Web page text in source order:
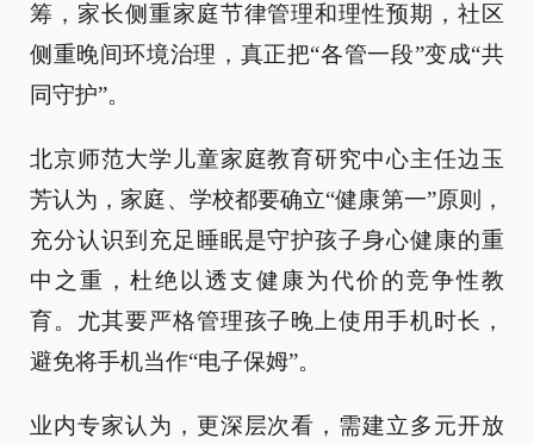
筹，家长侧重家庭节律管理和理性预期，社区
侧重晚间环境治理，真正把“各管一段”变成“共
同守护”。
北京师范大学儿童家庭教育研究中心主任边玉
芳认为，家庭、学校都要确立“健康第一”原则，
充分认识到充足睡眠是守护孩子身心健康的重
中之重，杜绝以透支健康为代价的竞争性教
育。尤其要严格管理孩子晚上使用手机时长，
避免将手机当作“电子保姆”。
业内专家认为，更深层次看，需建立多元开放